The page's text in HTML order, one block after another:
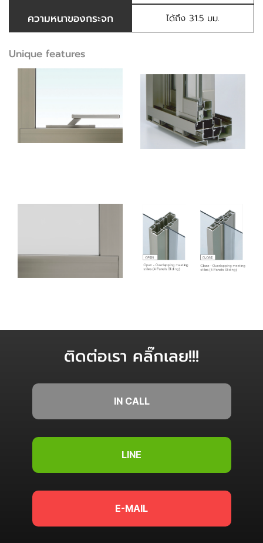
ความหนาของกระจก ได้ถึง 31.5 มม.
Unique features
ติดต่อเรา คลิ๊กเลย!!!
IN CALL
LINE
E-MAIL